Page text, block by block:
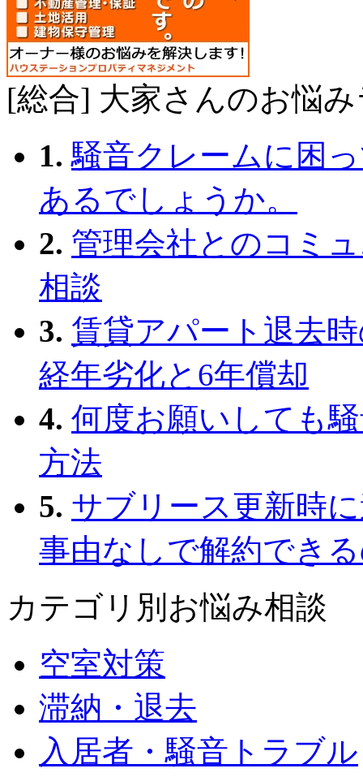
[総合] 大家さんのお悩
1. 騒音クレームに困
あるでしょうか。
2. 管理会社とのコミ
相談
3. 賃貸アパート退去
経年劣化と6年償却
4. 何度お願いしても
方法
5. サブリース更新時
事由なしで解約でき
カテゴリ別お悩み相談
空室対策
滞納・退去
入居者・騒音トラブル